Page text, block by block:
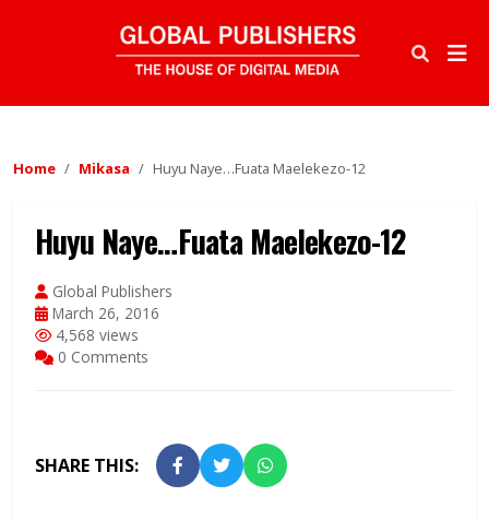
Home Mikasa Huyu Naye…Fuata Maelekezo-12
Huyu Naye…Fuata Maelekezo-12
Global Publishers
March 26, 2016
4,568 views
0 Comments
SHARE THIS: